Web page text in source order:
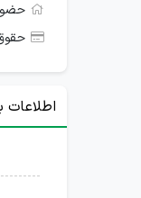
اطلاعات